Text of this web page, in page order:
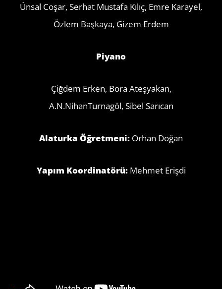
Ünsal Coşar, Serhat Mustafa Kılıç, Emre Karayel,
Özlem Başkaya, Gizem Erdem
Piyano
Çiğdem Erken, Bora Ateşyakan,
A.N.NihanTurnagöl, Sibel Sarıcan
Alaturka Öğretmeni: Orhan Doğan
Yapım Koordinatörü: Mehmet Erişdi